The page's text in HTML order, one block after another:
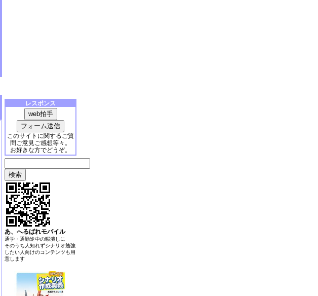
レスポンス
このサイトに関するご質
問ご意見ご感想等々。
お好きな方でどうぞ。
あ、へるばれモバイル
通学・通勤途中の暇潰しに
そのうち人知れずシナリオ勉強
したい人向けのコンテンツも用
意します